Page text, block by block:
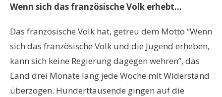
Wenn sich das französische Volk erhebt…
Das französische Volk hat, getreu dem Motto “Wenn
sich das französische Volk und die Jugend erheben,
kann sich keine Regierung dagegen wehren”, das
Land drei Monate lang jede Woche mit Widerstand
überzogen. Hunderttausende gingen auf die